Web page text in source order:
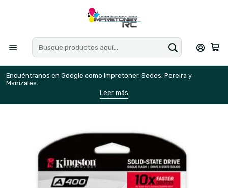
Encuéntranos en Google como Impretoner. Sedes: Pereira y
Manizales.
Leer más